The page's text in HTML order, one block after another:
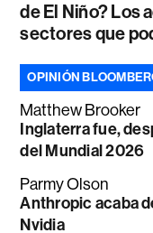
de El Niño? Los
sectores que
OPINIÓN
Matthew Brooker
Inglaterra fue,
del Mundial 2026
Parmy Olson
Anthropic acaba
Nvidia